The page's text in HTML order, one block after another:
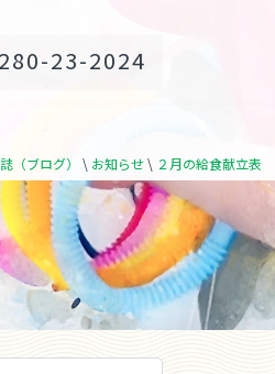
23-2024
（ブログ） \ お知らせ\ ２月の給食献立表